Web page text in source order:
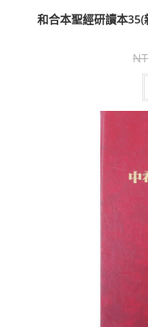
和合本聖經研讀本